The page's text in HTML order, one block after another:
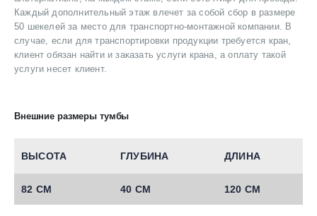
Каждый дополнительный этаж влечет за собой сбор в размере
50 шекелей за место для транспортно-монтажной компании. В
случае, если для транспортировки продукции требуется кран,
клиент обязан найти и заказать услуги крана, а оплату такой
услуги несет клиент.
Внешние размеры тумбы
ВЫСОТА ГЛУБИНА ДЛИНА
82 СМ 40 СМ 120 СМ